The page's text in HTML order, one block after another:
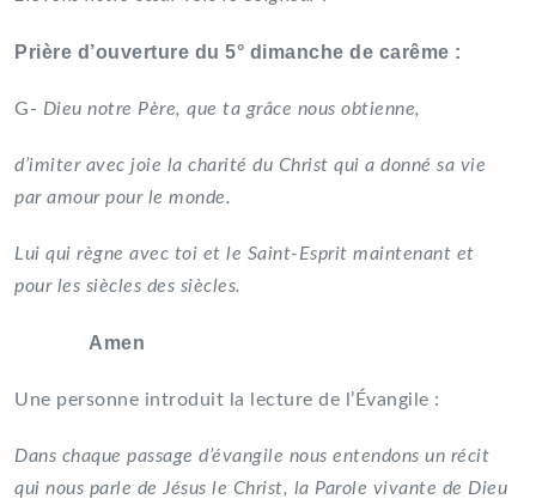
Prière d’ouverture du 5° dimanche de carême :
G- Dieu notre Père, que ta grâce nous obtienne,
d’imiter avec joie la charité du Christ qui a donné sa vie
par amour pour le monde.
Lui qui règne avec toi et le Saint-Esprit maintenant et
pour les siècles des siècles.
Amen
Une personne introduit la lecture de l’Évangile :
Dans chaque passage d’évangile nous entendons un récit
qui nous parle de Jésus le Christ, la Parole vivante de Dieu